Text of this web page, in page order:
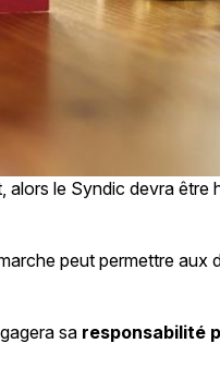
le Syndic devra être
peut permettre aux
sa responsabilité